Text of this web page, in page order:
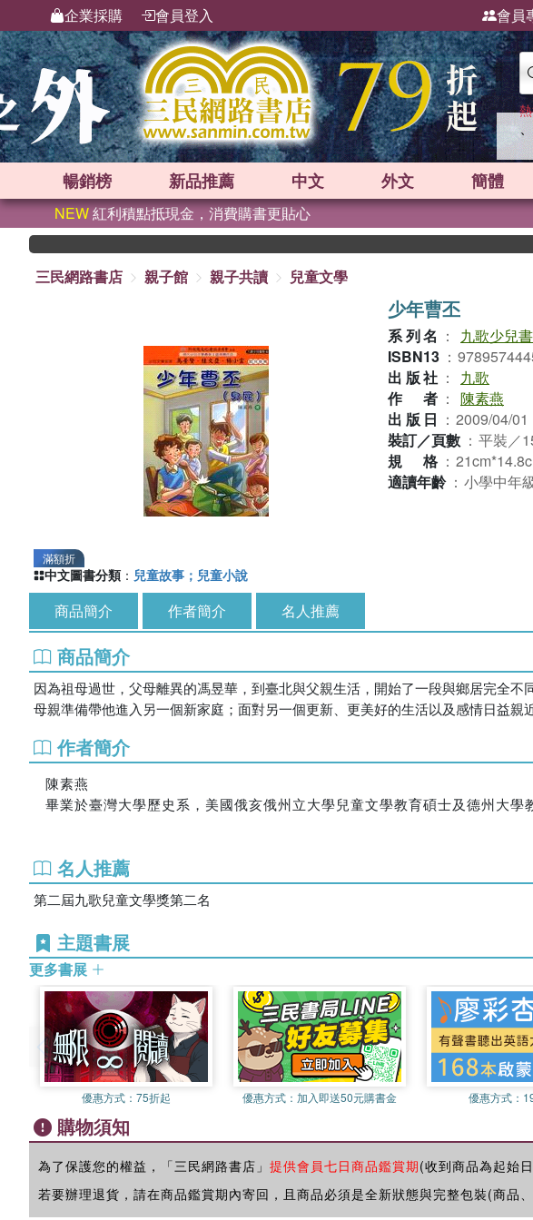
企業採購 會員登入 會員
、
暢銷榜 新品推薦 中文 外文 簡體
NEW紅利積點抵現金，消費購書更貼心
三民網路書店
親子館 親子共讀 兒童文學
滿額折
少年曹丕
系列名 ：
九歌少兒
ISBN13 ：
出版社 ：
九歌
作者 ： 陳素燕
出版日 ： 2009/04/01
裝訂／頁數 ： 平裝／
規格 ：
適讀年齡 ： 小學中年
中文圖書分類 ： 兒童故事；兒童小說
商品簡介 作者簡介 名人推薦
商品簡介
因為祖母過世，父母離異的馮昱華，到臺北與父親生活，開始了一段與鄉居完全
母親準備帶他進入另一個新家庭；面對另一個更新、更美好的生活以及感情日益
作者簡介
陳素燕
畢業於臺灣大學歷史系，美國俄亥俄州立大學兒童文學教育碩士及德州大
名人推薦
第二屆九歌兒童文學獎第二名
主題書展
更多書展
優惠方式： 75折起 優惠方式： 加入即送50元購書金 優惠方式：
購物須知
為了保護您的權益，「三民網路書店」 提供會員七日商品鑑賞期(收到商品為起始日
若要辦理退貨，請在商品鑑賞期內寄回，且商品必須是全新狀態與完整包裝(商品